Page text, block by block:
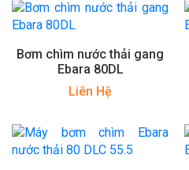
Bơm chìm nước thải gang
Ebara 80DL
Liên Hệ